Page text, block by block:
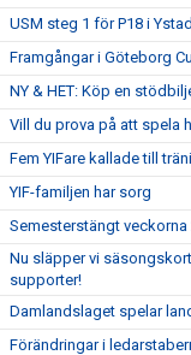
USM steg 1 för P18 i
Framgångar i Göteborg
NY & HET: Köp en
Vill du prova på att spela
Fem YIFare kallade till
YIF-familjen har sorg
Semesterstängt veckorna
Nu släpper vi
supporter!
Damlandslaget spelar
Förändringar i